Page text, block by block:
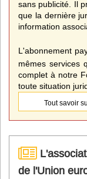
sans publicité. Il
que la dernière
information
L'abonnement
mêmes services
complet à notre
toute situation
Tout savoir
de l'Union